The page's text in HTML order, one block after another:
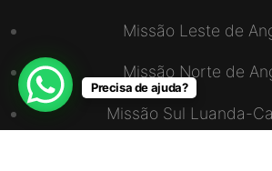
Missão Leste de
Missão Norte de
Missão Sul Luanda-
Precisa de ajuda?